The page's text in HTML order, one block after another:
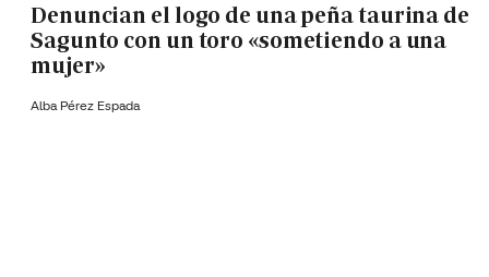
Denuncian el logo de una peña taurina de
Sagunto con un toro «sometiendo a una
mujer»
Alba Pérez Espada